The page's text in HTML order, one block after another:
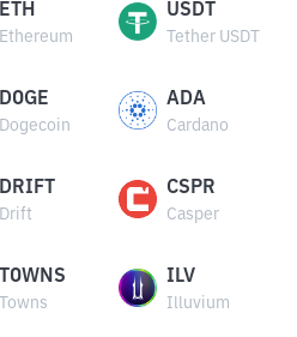
ETH
Ethereum
USDT
Tether USDT
DOGE
Dogecoin
ADA
Cardano
DRIFT
Drift
CSPR
Casper
TOWNS
Towns
ILV
Illuvium